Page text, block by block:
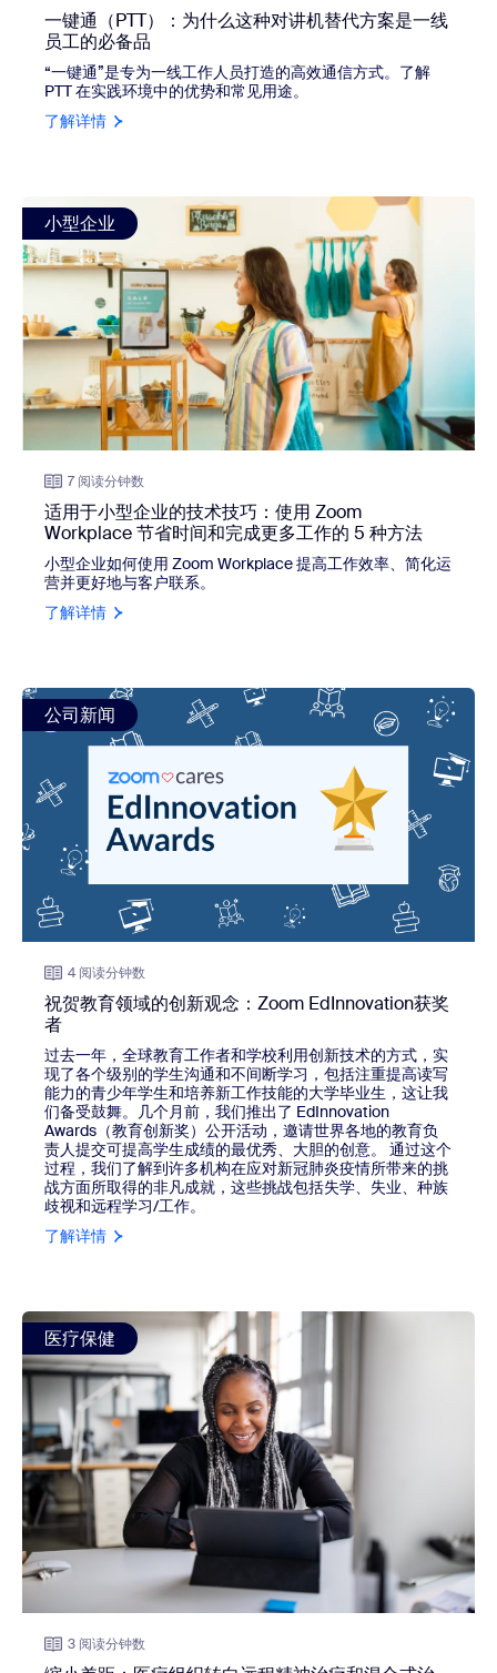
一键通（PTT）：为什么这种对讲机替代方案是一线
员工的必备品
“一键通”是专为一线工作人员打造的高效通信方式。了解
PTT 在实践环境中的优势和常见用途。
了解详情
view: 适用于小型企业的技术技巧：使用 Zoom Workplace
小型企业
7 阅读分钟数
适用于小型企业的技术技巧：使用 Zoom
Workplace 节省时间和完成更多工作的 5 种方法
小型企业如何使用 Zoom Workplace 提高工作效率、简化运
营并更好地与客户联系。
了解详情
view: 祝贺教育领域的创新观念：Zoom EdInnovation获奖者
公司新闻
4 阅读分钟数
祝贺教育领域的创新观念：Zoom EdInnovation获奖
者
过去一年，全球教育工作者和学校利用创新技术的方式，实
现了各个级别的学生沟通和不间断学习，包括注重提高读写
能力的青少年学生和培养新工作技能的大学毕业生，这让我
们备受鼓舞。几个月前，我们推出了 EdInnovation
Awards（教育创新奖）公开活动，邀请世界各地的教育负
责人提交可提高学生成绩的最优秀、大胆的创意。 通过这个
过程，我们了解到许多机构在应对新冠肺炎疫情所带来的挑
战方面所取得的非凡成就，这些挑战包括失学、失业、种族
歧视和远程学习/工作。
了解详情
view: 缩小差距：医疗组织转向远程精神治疗和混合式治疗
医疗保健
3 阅读分钟数